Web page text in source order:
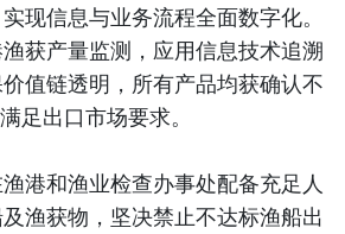
现信息与业务流程全面数字化。
获产量监测，应用信息技术追溯
值链透明，所有产品均获确认不
足出口市场要求。
港和渔业检查办事处配备充足人
渔获物，坚决禁止不达标渔船出